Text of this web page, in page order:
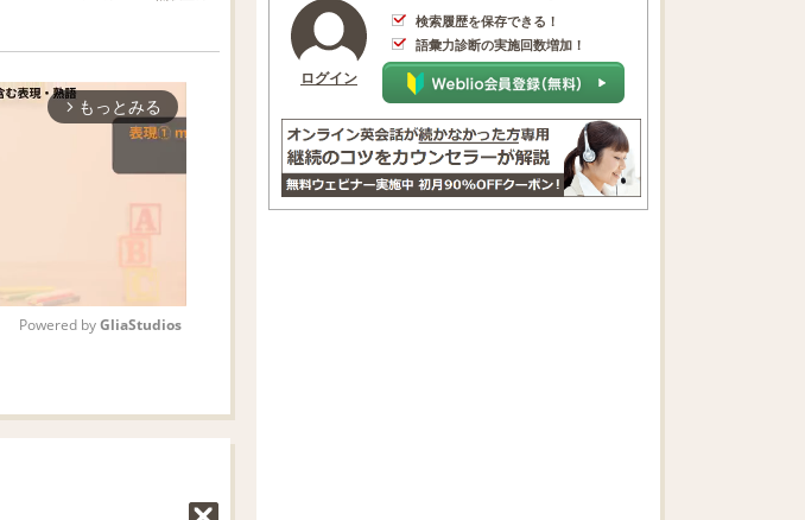
arrow_forward_ios もっとみる
Powered by GliaStudios
ログイン
検索履歴を保存できる！
語彙力診断の実施回数増加！